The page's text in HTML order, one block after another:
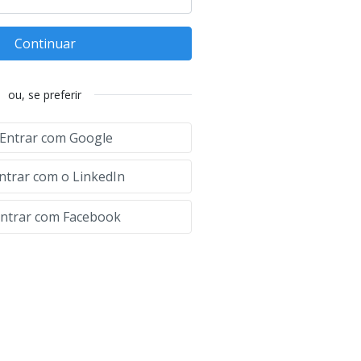
Continuar
ou, se preferir
com Google
com o LinkedIn
com Facebook